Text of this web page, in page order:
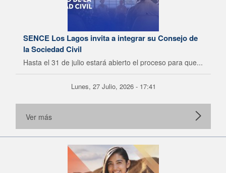
SENCE Los Lagos invita a integrar su Consejo de
la Sociedad Civil
Hasta el 31 de julio estará abierto el proceso para que...
Lunes, 27 Julio, 2026 - 17:41
Ver más